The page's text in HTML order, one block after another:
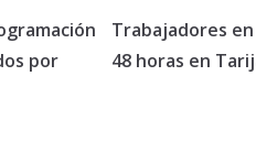
por
Trabajadores
48 horas en